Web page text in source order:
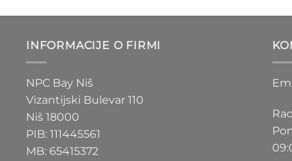
200 RSD
INFORMACIJE O FIRMI
NPC Bay Niš
Vizantijski Bulevar 110
Niš 18000
PIB: 111445561
MB: 65415372